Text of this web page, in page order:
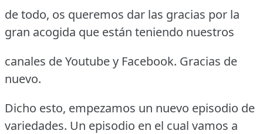
de todo, os queremos dar las gracias por la
gran acogida que están teniendo nuestros
canales de Youtube y Facebook. Gracias de
nuevo.
Dicho esto, empezamos un nuevo episodio de
variedades. Un episodio en el cual vamos a